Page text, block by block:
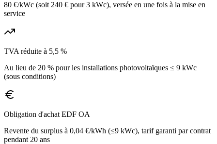
80 €/kWc (soit 240 € pour 3 kWc), versée en une fois à la mise en
service
TVA réduite à 5,5 %
Au lieu de 20 % pour les installations photovoltaïques ≤ 9 kWc
(sous conditions)
Obligation d'achat EDF OA
Revente du surplus à 0,04 €/kWh (≤9 kWc), tarif garanti par contrat
pendant 20 ans